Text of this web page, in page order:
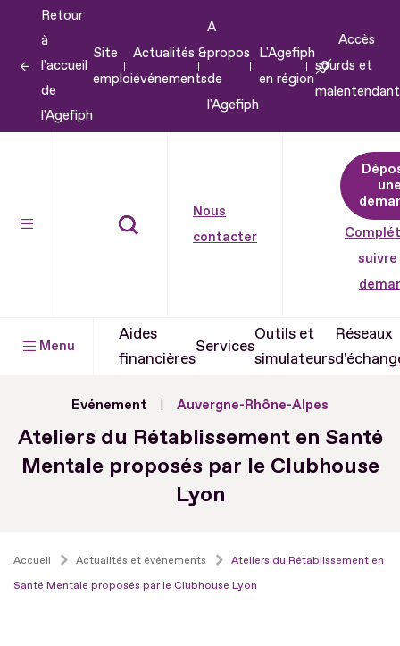
contenu
Retour
à
l'accueil
de
l'Agefiph
Site
emploi
Actualités &
événements
A
propos
de
l'Agefiph
L'Agefiph
en région
Accès
sourds et
Nous
contacter
suivre
Menu
Aides
financières
Services
Outils et
simulateurs
Réseaux
Evénement Auvergne-Rhône-Alpes
Ateliers du Rétablissement en Santé
Mentale proposés par le Clubhouse
Lyon
Accueil Actualités et événements
Ateliers du Rétablissement en
Santé Mentale proposés par le Clubhouse Lyon